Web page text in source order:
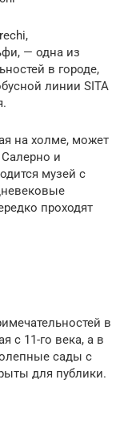
— одна из
в городе,
линии SITA
на холме, может
и
музей с
проходят
в
с 11-го века, а в
сады с
для публики.